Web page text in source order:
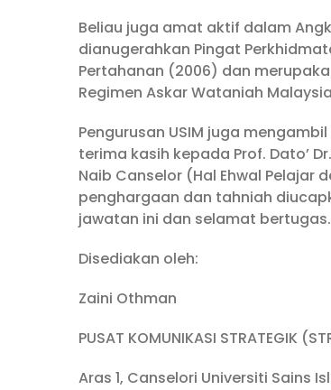
Beliau juga amat aktif dalam
dianugerahkan Pingat
Pertahanan (2006) dan
Regimen Askar Wataniah
Pengurusan USIM juga
terima kasih kepada Prof. Dato’
Naib Canselor (Hal Ehwal Pelajar
penghargaan dan tahniah
jawatan ini dan selamat bertugas.
Disediakan oleh:
Zaini Othman
PUSAT KOMUNIKASI STRATEGIK
Aras 1, Canselori Universiti Sains